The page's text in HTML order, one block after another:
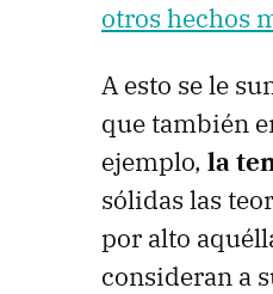
otros hechos
A esto se le
que también
ejemplo, la
sólidas las
por alto
consideran a